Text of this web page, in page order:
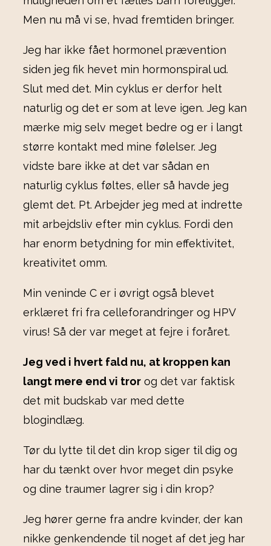
Men nu må vi se, hvad fremtiden bringer.
Jeg har ikke fået hormonel prævention
siden jeg fik hevet min hormonspiral ud.
Slut med det. Min cyklus er derfor helt
naturlig og det er som at leve igen. Jeg kan
mærke mig selv meget bedre og er i langt
større kontakt med mine følelser. Jeg
vidste bare ikke at det var sådan en
naturlig cyklus føltes, eller så havde jeg
glemt det. Pt. Arbejder jeg med at indrette
mit arbejdsliv efter min cyklus. Fordi den
har enorm betydning for min effektivitet,
kreativitet omm.
Min veninde C er i øvrigt også blevet
erklæret fri fra celleforandringer og HPV
virus! Så der var meget at fejre i foråret.
Jeg ved i hvert fald nu, at kroppen kan
langt mere end vi tror og det var faktisk
det mit budskab var med dette
blogindlæg.
Tør du lytte til det din krop siger til dig og
har du tænkt over hvor meget din psyke
og dine traumer lagrer sig i din krop?
Jeg hører gerne fra andre kvinder, der kan
nikke genkendende til noget af det jeg har